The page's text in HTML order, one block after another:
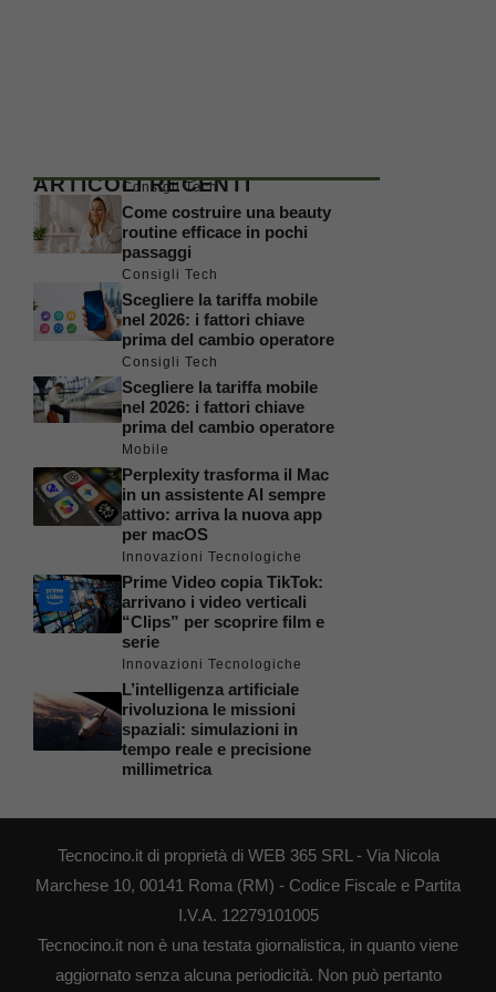
ARTICOLI RECENTI
Consigli Tech
Come costruire una beauty
routine efficace in pochi
passaggi
Consigli Tech
Scegliere la tariffa mobile
nel 2026: i fattori chiave
prima del cambio operatore
Consigli Tech
Scegliere la tariffa mobile
nel 2026: i fattori chiave
prima del cambio operatore
Mobile
Perplexity trasforma il Mac
in un assistente AI sempre
attivo: arriva la nuova app
per macOS
Innovazioni Tecnologiche
Prime Video copia TikTok:
arrivano i video verticali
“Clips” per scoprire film e
serie
Innovazioni Tecnologiche
L’intelligenza artificiale
rivoluziona le missioni
spaziali: simulazioni in
tempo reale e precisione
millimetrica
Tecnocino.it di proprietà di WEB 365 SRL - Via Nicola
Marchese 10, 00141 Roma (RM) - Codice Fiscale e Partita
I.V.A. 12279101005
Tecnocino.it non è una testata giornalistica, in quanto viene
aggiornato senza alcuna periodicità. Non può pertanto